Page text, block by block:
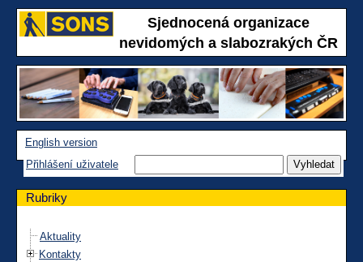
Sjednocená organizace
nevidomých a slabozrakých ČR
English version
Přihlášení uživatele
Rubriky
Aktuality
Kontakty